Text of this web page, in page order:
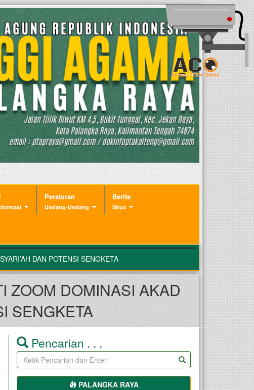
Peraturan
Undang-Undang
Berita
Situs
DAN POTENSI SENGKETA
ZOOM DOMINASI AKAD
SENGKETA
Pencarian . . .
PALANGKA RAYA